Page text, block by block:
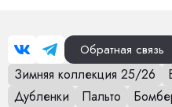
зимней одежды. Они сочетают
элегантность.
Тренды последнего времени
Обратная связь
Зимняя коллекция 25/26
Дубленки
Пальто